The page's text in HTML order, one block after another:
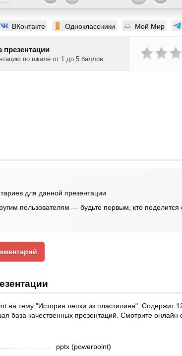
ВКонтакте Одноклассники Мой Мир
презентации
по шкале от 1 до 5 баллов
для данной презентации
пользователям — будьте первым, кто
на тему "История лепки из пластилина". Содержит
база качественных презентаций. Смотрите онлайн
pptx (powerpoint)